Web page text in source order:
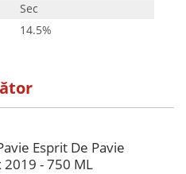
Sec
14.5%
Esprit De Pavie
2019 - 750 ML